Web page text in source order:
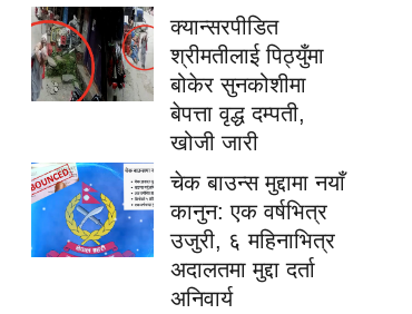
क्यान्सरपीडित
श्रीमतीलाई पिठ्युँमा
बोकेर सुनकोशीमा
बेपत्ता वृद्ध दम्पती,
खोजी जारी
चेक बाउन्स मुद्दामा नयाँ
कानुन: एक वर्षभित्र
उजुरी, ६ महिनाभित्र
अदालतमा मुद्दा दर्ता
अनिवार्य